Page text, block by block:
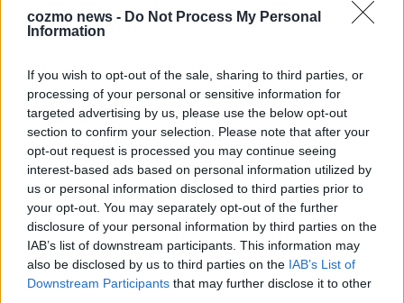
cozmo news - Do Not Process My Personal
Information
If you wish to opt-out of the sale, sharing to third parties, or
processing of your personal or sensitive information for
targeted advertising by us, please use the below opt-out
section to confirm your selection. Please note that after your
opt-out request is processed you may continue seeing
interest-based ads based on personal information utilized by
us or personal information disclosed to third parties prior to
your opt-out. You may separately opt-out of the further
disclosure of your personal information by third parties on the
IAB’s list of downstream participants. This information may
also be disclosed by us to third parties on the IAB’s List of
Downstream Participants that may further disclose it to other
Juni 2026
KOMMENTAR